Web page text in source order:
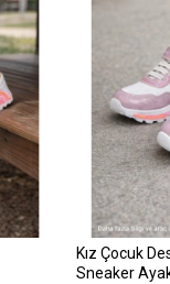
Kız Çocuk
Sneaker